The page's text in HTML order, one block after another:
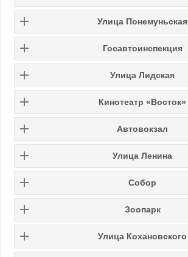
Улица Понемуньская
Госавтоинспекция
Улица Лидская
Кинотеатр «Восток»
Автовокзал
Улица Ленина
Собор
Зоопарк
Улица Кохановского